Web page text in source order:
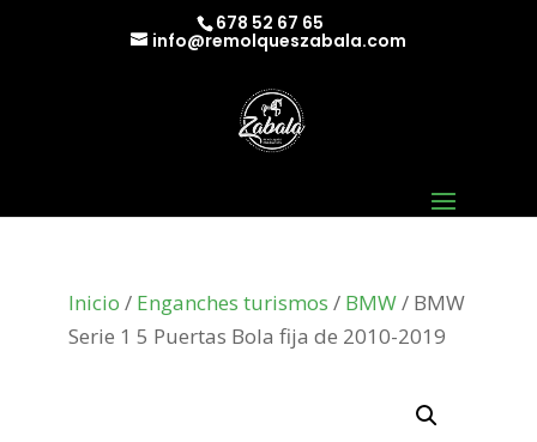
678 52 67 65
info@remolqueszabala.com
Inicio / Enganches turismos / BMW/ BMW
Serie 1 5 Puertas Bola fija de 2010-2019